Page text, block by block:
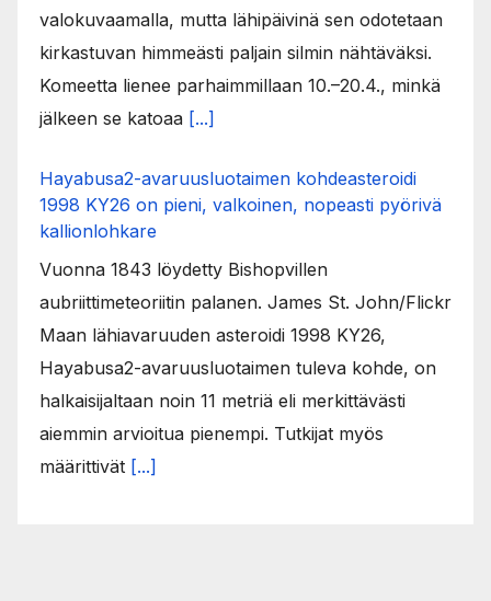
valokuvaamalla, mutta lähipäivinä sen odotetaan
kirkastuvan himmeästi paljain silmin nähtäväksi.
Komeetta lienee parhaimmillaan 10.–20.4., minkä
jälkeen se katoaa [...]
Hayabusa2-avaruusluotaimen kohdeasteroidi
1998 KY26 on pieni, valkoinen, nopeasti pyörivä
kallionlohkare
Vuonna 1843 löydetty Bishopvillen
aubriittimeteoriitin palanen. James St. John/Flickr
Maan lähiavaruuden asteroidi 1998 KY26,
Hayabusa2-avaruusluotaimen tuleva kohde, on
halkaisijaltaan noin 11 metriä eli merkittävästi
aiemmin arvioitua pienempi. Tutkijat myös
määrittivät [...]